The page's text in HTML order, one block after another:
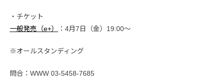
・チケット
一般発売（e+）
：4月7日（金）19:00〜
※オールスタンディング
問合：WWW 03-5458-7685